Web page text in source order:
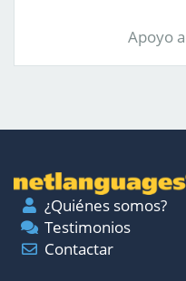
Apoyo
¿Quiénes somos?
Testimonios
Contactar